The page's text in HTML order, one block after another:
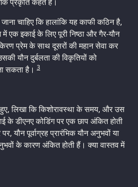
चाहिए कि हालांकि यह काफी कठिन है,
एक इकाई के लिए पूरी निष्ठा और गैर-यौन
प्रेम के साथ दूसरों की महान सेवा कर
यौन दुर्बलता की विकृतियों को
सकता है। 3
लिखा कि किशोरावस्था के समय, और उस
के डीएनए कोडिंग पर एक छाप अंकित होती
यौन पूर्वाग्रह प्रारंभिक यौन अनुभवों या
के कारण अंकित होती हैं। क्या वास्तव में